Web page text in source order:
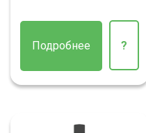
Подробнее ?